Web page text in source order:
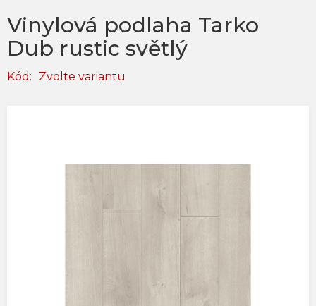
Vinylová podlaha Tarko
Dub rustic světlý
Kód: Zvolte variantu